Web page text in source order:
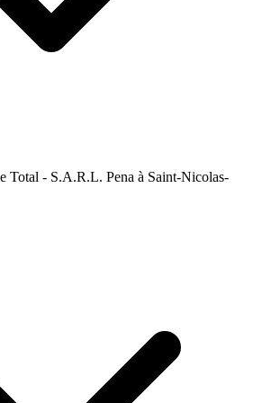
Total - S.A.R.L. Pena à Saint-Nicolas-